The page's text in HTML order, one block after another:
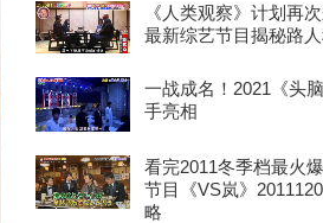
《人类观察》计划再次
最新综艺节目揭秘路
一战成名！2021《头
手亮相
看完2011冬季档最火
节目《VS岚》
略